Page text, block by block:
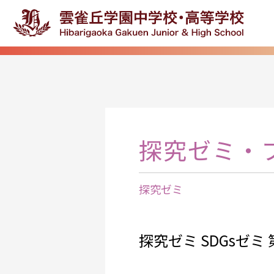
探究ゼミ・
探究ゼミ
探究ゼミ SDGsゼミ